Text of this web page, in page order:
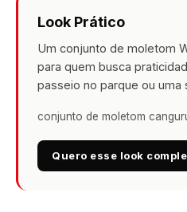
Look Prático
Um conjunto de moletom
para quem busca
passeio no parque ou
conjunto de moletom
Quero esse look